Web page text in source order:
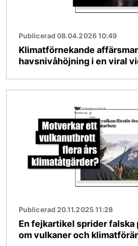
Publicerad 08.04.2026 10:49
Klimatförnekande
havsnivåhöjning i en viral
Publicerad 20.11.2025 11:28
En fejkartikel sprider falska
om vulkaner och